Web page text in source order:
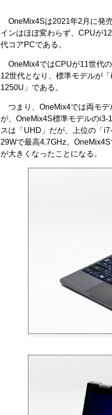
OneMix4Sは2021年2月に発
インはほぼ変わらず、CPUが
代コアPCである。
OneMix4ではCPUが11世代
12世代となり、標準モデルが
1250U」である。
つまり、OneMix4では両モデ
が、OneMix4S標準モデルのi3-
スは「UHD」だが、上位の「
29Wで最高4.7GHz。
が大きくなったことになる。